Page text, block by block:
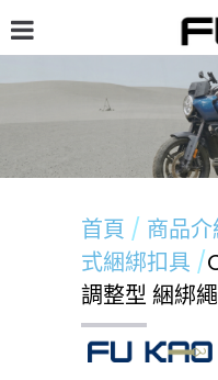
最新消息
首頁 商品介
式綑綁扣具
調整型 綑綁